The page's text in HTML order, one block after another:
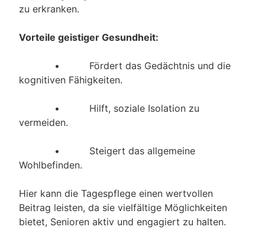
zu erkranken.
Vorteile geistiger Gesundheit:
• Fördert das Gedächtnis und die
kognitiven Fähigkeiten.
• Hilft, soziale Isolation zu
vermeiden.
• Steigert das allgemeine
Wohlbefinden.
Hier kann die Tagespflege einen wertvollen
Beitrag leisten, da sie vielfältige Möglichkeiten
bietet, Senioren aktiv und engagiert zu halten.